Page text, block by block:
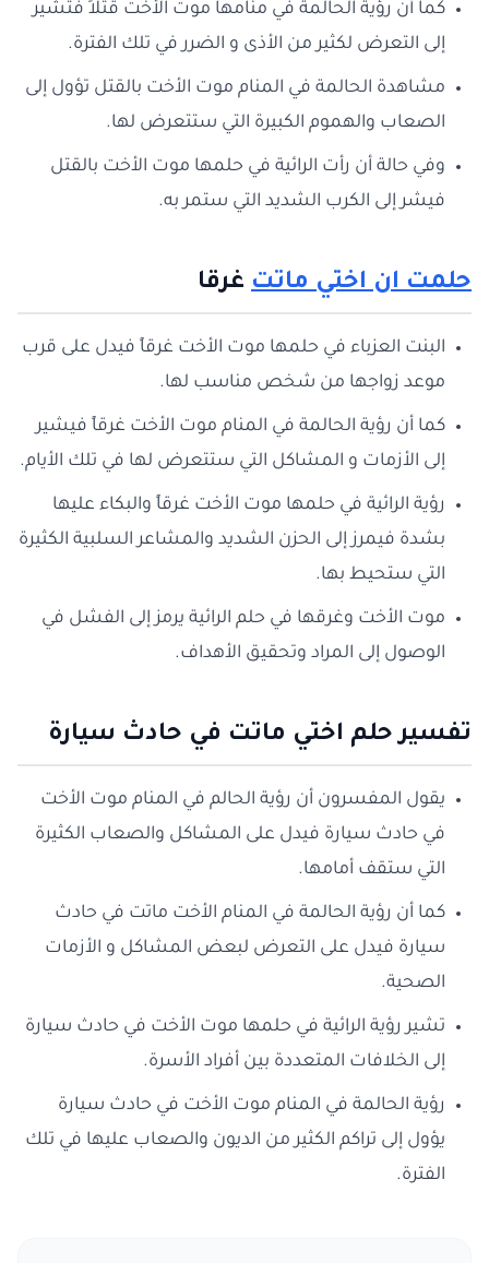
كما أن رؤية الحالمة في منامها موت الأخت قتلاً فتشير
إلى التعرض لكثير من الأذى و الضرر في تلك الفترة.
مشاهدة الحالمة في المنام موت الأخت بالقتل تؤول إلى
الصعاب والهموم الكبيرة التي ستتعرض لها.
وفي حالة أن رأت الرائية في حلمها موت الأخت بالقتل
فيشر إلى الكرب الشديد التي ستمر به.
حلمت ان اختي ماتت غرقا
البنت العزباء في حلمها موت الأخت غرقاً فيدل على قرب
موعد زواجها من شخص مناسب لها.
كما أن رؤية الحالمة في المنام موت الأخت غرقاً فيشير
إلى الأزمات و المشاكل التي ستتعرض لها في تلك الأيام.
رؤية الرائية في حلمها موت الأخت غرقاً والبكاء عليها
بشدة فيمرز إلى الحزن الشديد والمشاعر السلبية الكثيرة
التي ستحيط بها.
موت الأخت وغرقها في حلم الرائية يرمز إلى الفشل في
الوصول إلى المراد وتحقيق الأهداف.
تفسير حلم اختي ماتت في حادث سيارة
يقول المفسرون أن رؤية الحالم في المنام موت الأخت
في حادث سيارة فيدل على المشاكل والصعاب الكثيرة
التي ستقف أمامها.
كما أن رؤية الحالمة في المنام الأخت ماتت في حادث
سيارة فيدل على التعرض لبعض المشاكل و الأزمات
الصحية.
تشير رؤية الرائية في حلمها موت الأخت في حادث سيارة
إلى الخلافات المتعددة بين أفراد الأسرة.
رؤية الحالمة في المنام موت الأخت في حادث سيارة
يؤول إلى تراكم الكثير من الديون والصعاب عليها في تلك
الفترة.